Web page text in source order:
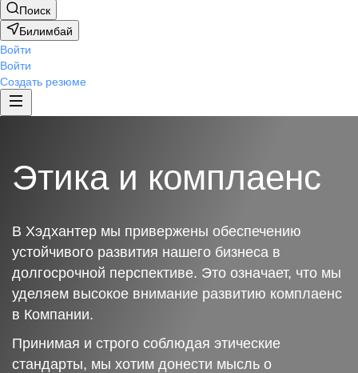
Поиск
Билимбай
Войти
Войти
Создать резюме
Этика и комплаенс
В Хэдхантер мы привержены обеспечению
устойчивого развития нашего бизнеса в
долгосрочной перспективе. Это означает, что мы
уделяем высокое внимание развитию комплаенс
в Компании.
Принимая и строго соблюдая этические
стандарты, мы хотим донести мысль о